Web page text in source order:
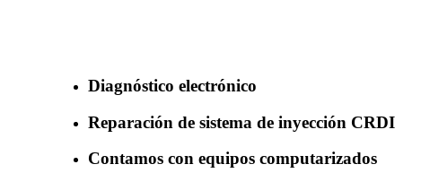
Diagnóstico electrónico
Reparación de sistema de inyección CRDI
Contamos con equipos computarizados